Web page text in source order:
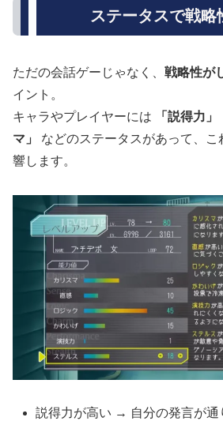
ステータスで戦略
ただの会話ゲーじゃなく、 戦略性が
イント。
キャラやプレイヤーには
「説得力
マ」
などのステータスがあって、
響します。
説得力が高い → 自分の発言が通